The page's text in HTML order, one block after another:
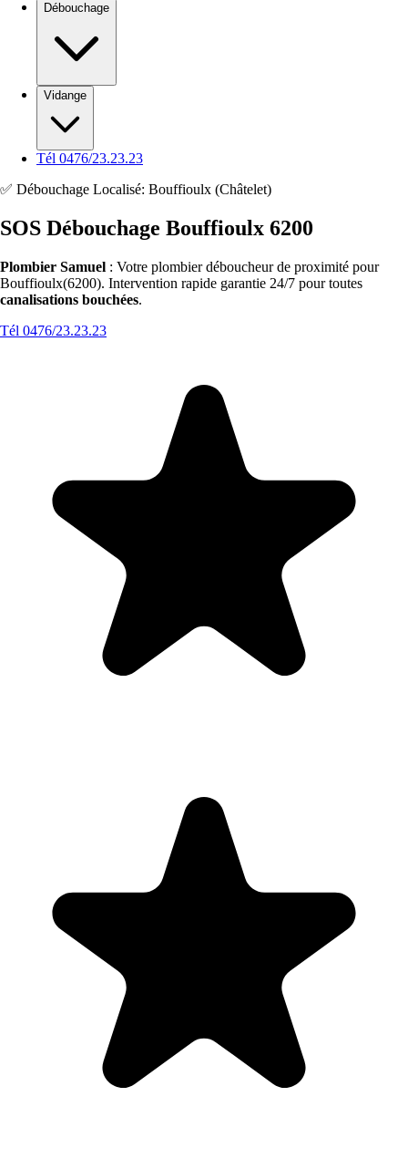
Débouchage
Vidange
Tél 0476/23.23.23
✅ Débouchage Localisé: Bouffioulx (Châtelet)
SOS Débouchage Bouffioulx 6200
Plombier Samuel : Votre plombier déboucheur de proximité pour
Bouffioulx(6200). Intervention rapide garantie 24/7 pour toutes
canalisations bouchées.
Tél 0476/23.23.23